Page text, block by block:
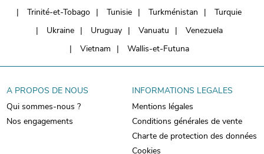
Trinité-et-Tobago
Tunisie Turkménistan
Turquie
Ukraine
Uruguay Vanuatu
Venezuela
Vietnam
Wallis-et-Futuna
A PROPOS DE NOUS
Qui sommes-nous ?
Nos engagements
INFORMATIONS LEGALES
Mentions légales
Conditions générales de vente
Charte de protection des données
Cookies